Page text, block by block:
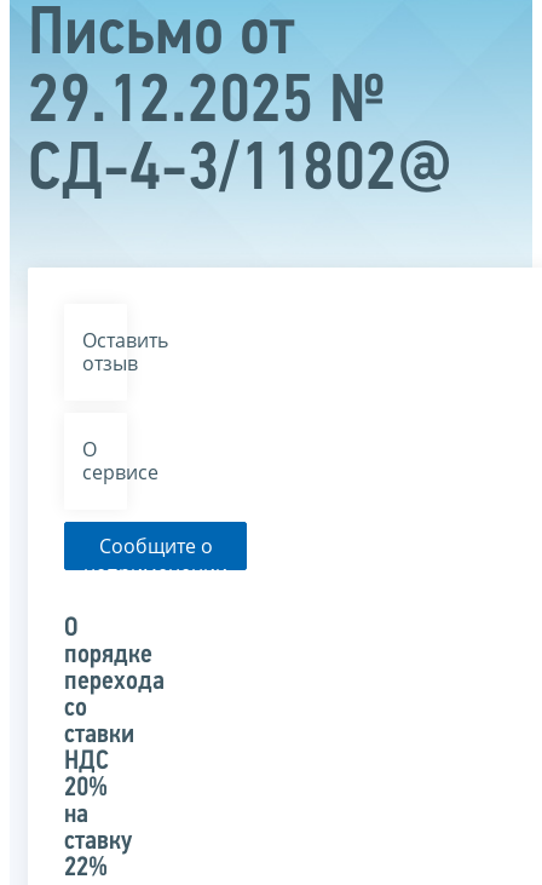
Письмо от
29.12.2025 №
СД-4-3/11802@
Оставить
отзыв
О
сервисе
Сообщите о
неприменении
указанного
письма
О
порядке
перехода
со
ставки
НДС
20%
на
ставку
22%